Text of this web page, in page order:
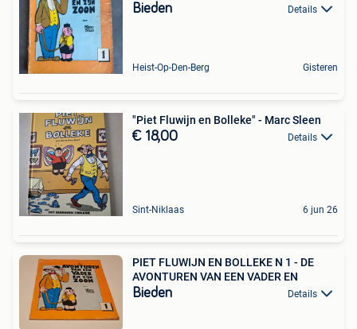
Bieden Details
Heist-Op-Den-Berg Gisteren
"Piet Fluwijn en Bolleke" - Marc Sleen
€ 18,00 Details
Sint-Niklaas 6 jun 26
PIET FLUWIJN EN BOLLEKE N 1 - DE
AVONTUREN VAN EEN VADER EN
Bieden Details